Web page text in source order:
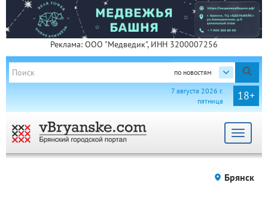
Реклама: ООО "Медведик", ИНН 3200007256
по новостям
18+
7 августа 2026 г.
пятница
Toggle
Брянск